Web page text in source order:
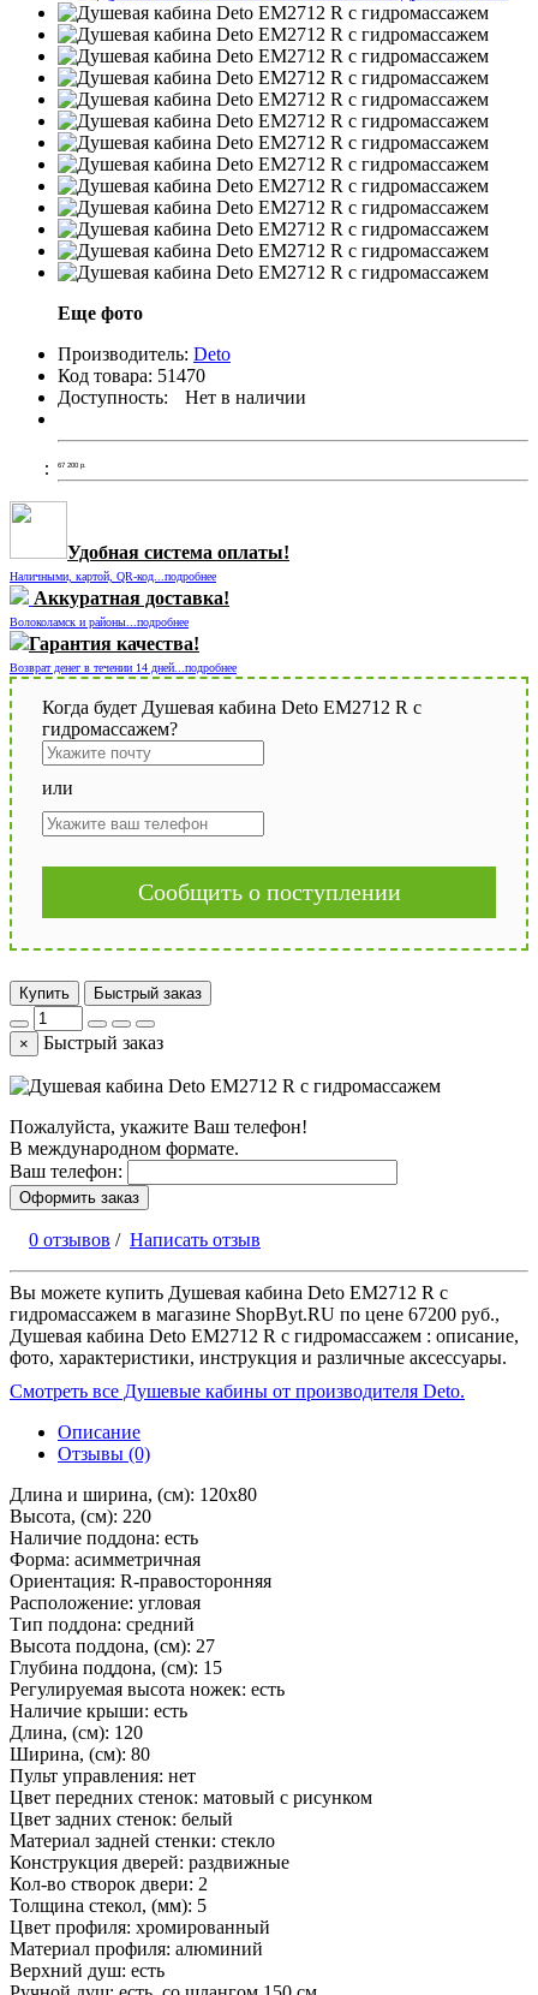
Еще фото
Производитель: Deto
Код товара: 51470
Доступность:
Нет в наличии
67 200 р.
Удобная система оплаты!
Наличными, картой, QR-код...подробнее
Аккуратная доставка!
Волоколамск и районы...подробнее
Гарантия качества!
Возврат денег в течении 14 дней...подробнее
Когда будет Душевая кабина Deto EM2712 R с
гидромассажем?
или
Сообщить о поступлении
Купить Быстрый заказ
× Быстрый заказ
Пожалуйста, укажите Ваш телефон!
В международном формате.
Ваш телефон:
Оформить заказ
0 отзывов / Написать отзыв
Вы можете купить Душевая кабина Deto EM2712 R с
гидромассажем в магазине ShopByt.RU по цене 67200 руб.,
Душевая кабина Deto EM2712 R с гидромассажем : описание,
фото, характеристики, инструкция и различные аксессуары.
Смотреть все Душевые кабины от производителя Deto.
Описание
Отзывы (0)
Длина и ширина, (см): 120x80
Высота, (см): 220
Наличие поддона: есть
Форма: асимметричная
Ориентация: R-правосторонняя
Расположение: угловая
Тип поддона: средний
Высота поддона, (см): 27
Глубина поддона, (см): 15
Регулируемая высота ножек: есть
Наличие крыши: есть
Длина, (см): 120
Ширина, (см): 80
Пульт управления: нет
Цвет передних стенок: матовый с рисунком
Цвет задних стенок: белый
Материал задней стенки: стекло
Конструкция дверей: раздвижные
Кол-во створок двери: 2
Толщина стекол, (мм): 5
Цвет профиля: хромированный
Материал профиля: алюминий
Верхний душ: есть